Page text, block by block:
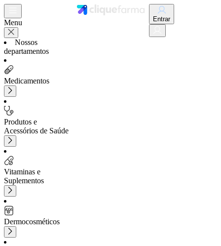
Menu
Nossos
departamentos
Medicamentos
Produtos e
Acessórios de Saúde
Vitaminas e
Suplementos
Dermocosméticos
Entrar